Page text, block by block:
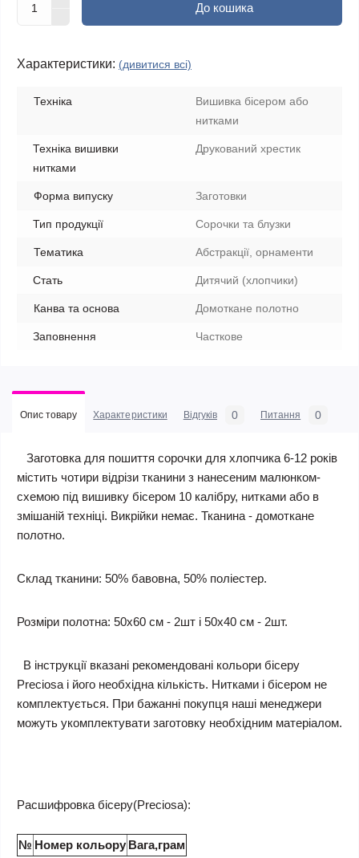
До кошика
Характеристики: (дивитися всі)
Техніка
Вишивка бісером або
нитками
Техніка вишивки
нитками
Друкований хрестик
Форма випуску Заготовки
Тип продукції Сорочки та блузки
Тематика Абстракції, орнаменти
Стать Дитячий (хлопчики)
Канва та основа Домоткане полотно
Заповнення Часткове
Опис товару Характеристики Відгуків 0 Питання 0
Заготовка для пошиття сорочки для хлопчика 6-12 років
містить чотири відрізи тканини з нанесеним малюнком-
схемою під вишивку бісером 10 калібру, нитками або в
змішаній техніці. Викрійки немає. Тканина - домоткане
полотно.
Склад тканини: 50% бавовна, 50% поліестер.
Розміри полотна: 50х60 см - 2шт і 50х40 см - 2шт.
В інструкції вказані рекомендовані кольори бісеру
Preciosa і його необхідна кількість. Нитками і бісером не
комплектується. При бажанні покупця наші менеджери
можуть укомплектувати заготовку необхідним матеріалом.
Расшифровка бісеру(Preciosa):
№ Номер кольору Вага,грам